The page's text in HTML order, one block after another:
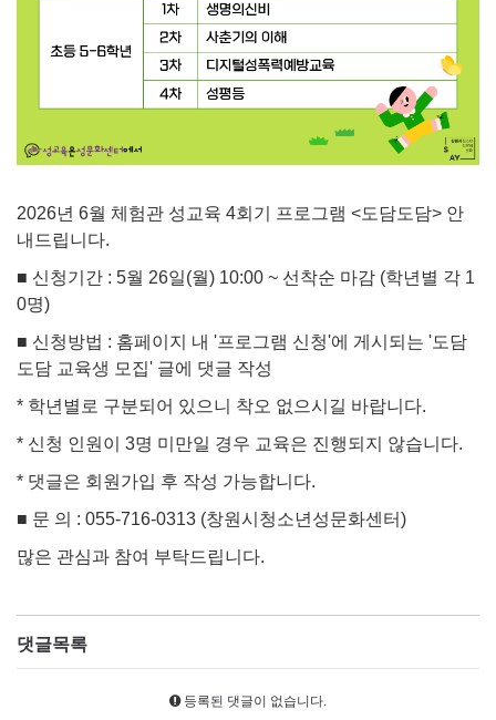
2026년 6월 체험관 성교육 4회기 프로그램 <도담도담> 안
내드립니다.
■ 신청기간 : 5월 26일(월) 10:00 ~ 선착순 마감 (학년별 각 1
0명)
■ 신청방법 : 홈페이지 내 '프로그램 신청'에 게시되는 '도담
도담 교육생 모집' 글에 댓글 작성
* 학년별로 구분되어 있으니 착오 없으시길 바랍니다.
* 신청 인원이 3명 미만일 경우 교육은 진행되지 않습니다.
* 댓글은 회원가입 후 작성 가능합니다.
■ 문 의 : 055-716-0313 (창원시청소년성문화센터)
많은 관심과 참여 부탁드립니다.
댓글목록
등록된 댓글이 없습니다.